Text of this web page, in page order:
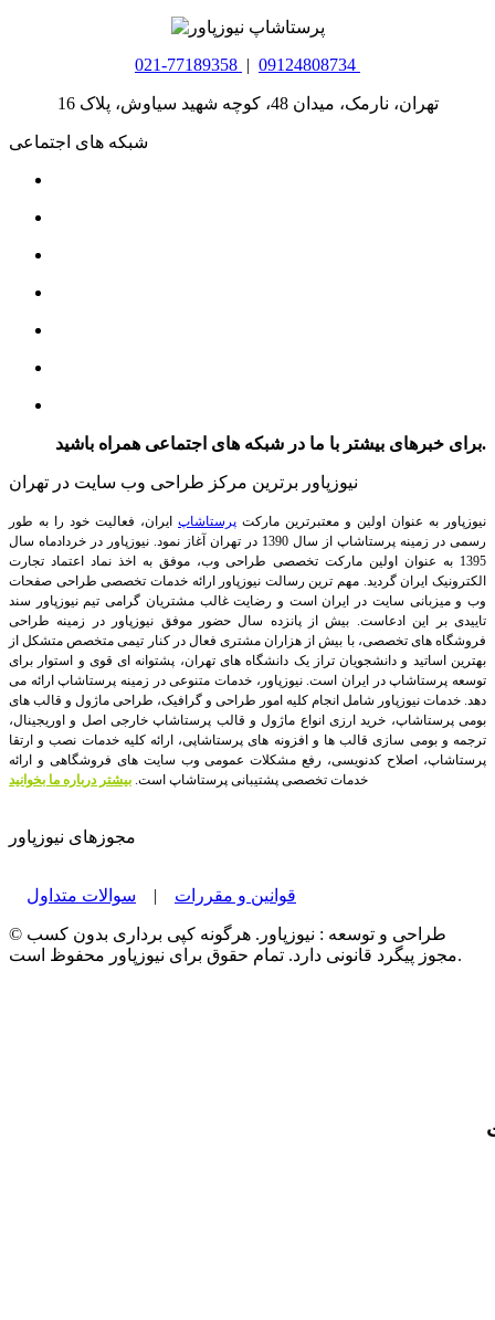
021-77189358 | 09124808734
تهران، نارمک، میدان 48، کوچه شهید سیاوش، پلاک 16
شبکه های اجتماعی
برای خبرهای بیشتر با ما در شبکه های اجتماعی همراه باشید.
نیوزپاور برترین مرکز طراحی وب سایت در تهران
نیوزپاور به عنوان اولین و معتبرترین مارکت پرستاشاپ ایران، فعالیت خود را به طور
رسمی در زمینه پرستاشاپ از سال 1390 در تهران آغاز نمود. نیوزپاور در خردادماه سال
1395 به عنوان اولین مارکت تخصصی طراحی وب، موفق به اخذ نماد اعتماد تجارت
الکترونیک ایران گردید. مهم ترین رسالت نیوزپاور ارائه خدمات تخصصی طراحی صفحات
وب و میزبانی سایت در ایران است و رضایت غالب مشتریان گرامی تیم نیوزپاور سند
تاییدی بر این ادعاست. بیش از پانزده سال حضور موفق نیوزپاور در زمینه طراحی
فروشگاه های تخصصی، با بیش از هزاران مشتری فعال در کنار تیمی متخصص متشکل از
بهترین اساتید و دانشجویان تراز یک دانشگاه های تهران، پشتوانه ای قوی و استوار برای
توسعه پرستاشاپ در ایران است.نیوزپاور، خدمات متنوعی در زمینه پرستاشاپ ارائه می
دهد. خدمات نیوزپاور شامل انجام کلیه امور طراحی و گرافیک، طراحی ماژول و قالب های
بومی پرستاشاپ، خرید ارزی انواع ماژول و قالب پرستاشاپ خارجی اصل و اوریجینال،
ترجمه و بومی سازی قالب ها و افزونه های پرستاشاپی، ارائه کلیه خدمات نصب و ارتقا
پرستاشاپ، اصلاح کدنویسی، رفع مشکلات عمومی وب سایت های فروشگاهی و ارائه
خدمات تخصصی پشتیبانی پرستاشاپ است. بیشتر درباره ما بخوانید
مجوزهای نیوزپاور
قوانین و مقررات | سوالات متداول
© طراحی و توسعه : نیوزپاور. هرگونه کپی برداری بدون کسب
مجوز پیگرد قانونی دارد. تمام حقوق برای نیوزپاور محفوظ است.